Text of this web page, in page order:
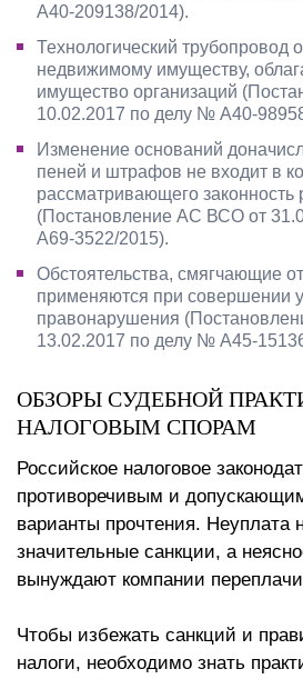
А40-209138/2014).
Технологический трубопровод
недвижимому имуществу,
имущество организаций
10.02.2017 по делу № А40-
Изменение оснований
пеней и штрафов не входит в
рассматривающего
(Постановление АС ВСО от
А69-3522/2015).
Обстоятельства, смягчающие
применяются при совершении
правонарушения
13.02.2017 по делу № А45-
ОБЗОРЫ СУДЕБНОЙ
НАЛОГОВЫМ СПОРАМ
Российское налоговое
противоречивым и
варианты прочтения. Неуплата
значительные санкции, а
вынуждают компании
Чтобы избежать санкций и
налоги, необходимо знать